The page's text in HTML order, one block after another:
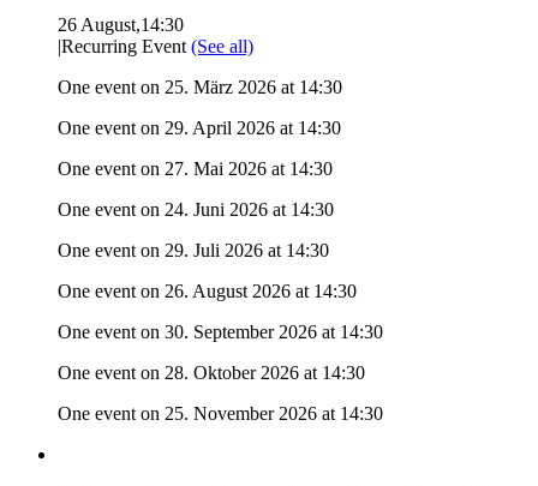
26 August,14:30
Recurring Event(See all)
One event on 25. März 2026 at 14:30
One event on 29. April 2026 at 14:30
One event on 27. Mai 2026 at 14:30
One event on 24. Juni 2026 at 14:30
One event on 29. Juli 2026 at 14:30
One event on 26. August 2026 at 14:30
One event on 30. September 2026 at 14:30
One event on 28. Oktober 2026 at 14:30
One event on 25. November 2026 at 14:30